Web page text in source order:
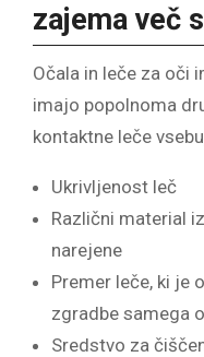
zajema več
Očala in leče za oči
imajo popolnoma
kontaktne leče
Ukrivljenost leč
Različni material
narejene
Premer leče, ki je
zgradbe samega
Sredstvo za